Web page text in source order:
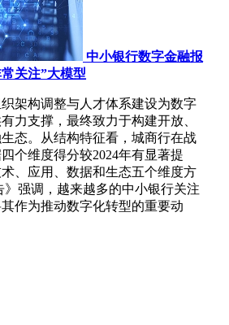
中小银行数字金融报
关注”大模型
架构调整与人才体系建设为数字
力支撑，最终致力于构建开放、
态。从结构特征看，城商行在战
个维度得分较2024年有显著提
、应用、数据和生态五个维度方
强调，越来越多的中小银行关注
作为推动数字化转型的重要动